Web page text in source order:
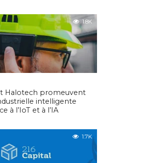
1.8K
Halotech promeuvent
intelligente
à l’IoT et à l’IA
1.7K